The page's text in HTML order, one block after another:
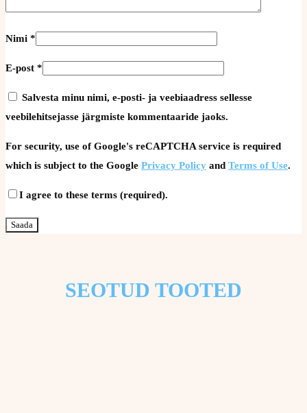
Nimi *
E-post *
Salvesta minu nimi, e-posti- ja veebiaadress sellesse
veebilehitsejasse järgmiste kommentaaride jaoks.
For security, use of Google's reCAPTCHA service is required
which is subject to the Google Privacy Policy and Terms of Use.
I agree to these terms (required).
SEOTUD TOOTED